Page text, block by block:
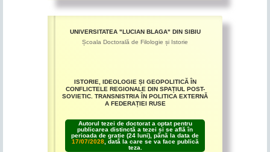
UNIVERSITATEA "LUCIAN BLAGA" DIN SIBIU
Școala Doctorală de Filologie și Istorie
ISTORIE, IDEOLOGIE ȘI GEOPOLITICĂ ÎN
CONFLICTELE REGIONALE DIN SPAȚIUL POST-
SOVIETIC. TRANSNISTRIA ÎN POLITICA EXTERNĂ
A FEDERAȚIEI RUSE
Autorul tezei de doctorat a optat pentru
publicarea distinctă a tezei și se află în
perioada de grație (24 luni), până la data de
17/07/2028, dată la care se va face publică
teza.